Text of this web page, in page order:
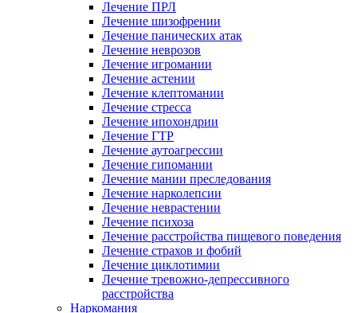
Лечение ПРЛ
Лечение шизофрении
Лечение панических атак
Лечение неврозов
Лечение игромании
Лечение астении
Лечение клептомании
Лечение стресса
Лечение ипохондрии
Лечение ГТР
Лечение аутоагрессии
Лечение гипомании
Лечение мании преследования
Лечение нарколепсии
Лечение неврастении
Лечение психоза
Лечение расстройства пищевого поведения
Лечение страхов и фобий
Лечение циклотимии
Лечение тревожно-депрессивного
расстройства
Наркомания